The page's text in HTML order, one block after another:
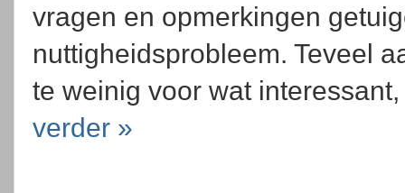
vragen en opmerkingen
nuttigheidsprobleem. Teveel
te weinig voor wat
verder »